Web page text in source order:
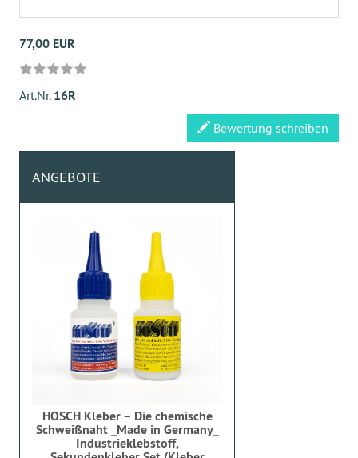
77,00 EUR
Art.Nr. 16R
Bewertung schreiben
ANGEBOTE
HOSCH Kleber – Die chemische
Schweißnaht _Made in Germany_
Industrieklebstoff,